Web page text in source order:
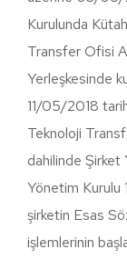
Kurulunda
Transfer Ofisi
Yerleşkesinde
11/05/2018
Teknoloji
dahilinde Şirket
Yönetim Kurulu
şirketin Esas
işlemlerinin